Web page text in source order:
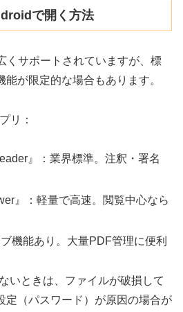
で開く方法
くサポートされていますが、標
が限定的な場合もあります。
リ：
』：業界標準。注釈・署名
』：軽量で高速。閲覧中心なら
機能あり。大量PDF管理に便利
いときは、ファイルが破損して
定（パスワード）が原因の場合が